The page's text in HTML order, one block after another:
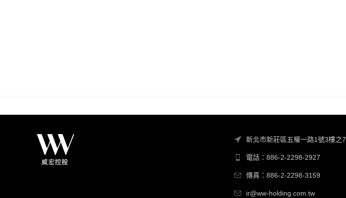
新北市新莊區五權一路1號3樓之7
電話：886-2-2298-2927
傳真：886-2-2298-3159
ir@ww-holding.com.tw